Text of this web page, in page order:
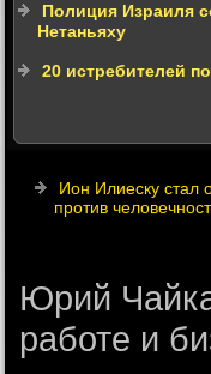
Полиция Израиля
Нетаньяху
20 истребителей
Ион Илиеску стал
против
Юрий
работе и